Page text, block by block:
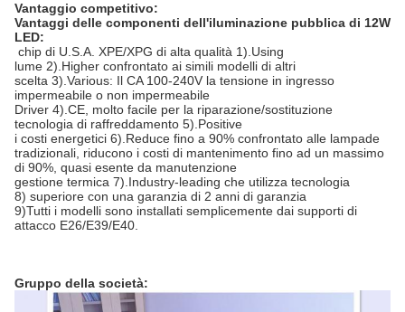
Vantaggio competitivo:
Vantaggi delle componenti dell'iluminazione pubblica di 12W
LED:
chip di U.S.A. XPE/XPG di alta qualità 1).Using
lume 2).Higher confrontato ai simili modelli di altri
scelta 3).Various: Il CA 100-240V la tensione in ingresso
impermeabile o non impermeabile
Driver 4).CE, molto facile per la riparazione/sostituzione
tecnologia di raffreddamento 5).Positive
i costi energetici 6).Reduce fino a 90% confrontato alle lampade
tradizionali, riducono i costi di mantenimento fino ad un massimo
di 90%, quasi esente da manutenzione
gestione termica 7).Industry-leading che utilizza tecnologia
8) superiore con una garanzia di 2 anni di garanzia
9)Tutti i modelli sono installati semplicemente dai supporti di
attacco E26/E39/E40.
Gruppo della società: